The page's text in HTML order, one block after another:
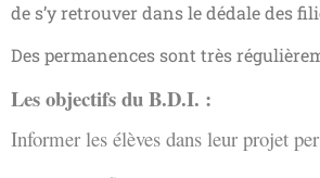
de s’y retrouver dans le dédale des
Des permanences sont très
Les objectifs du B.D.I. :
Informer les élèves dans leur projet